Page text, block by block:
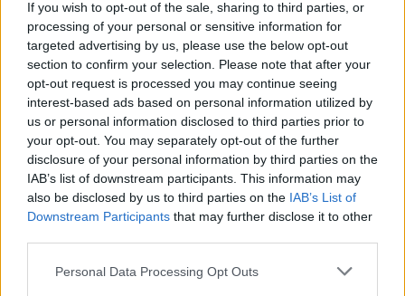
If you wish to opt-out of the sale, sharing to third parties, or
processing of your personal or sensitive information for
targeted advertising by us, please use the below opt-out
section to confirm your selection. Please note that after your
opt-out request is processed you may continue seeing
interest-based ads based on personal information utilized by
us or personal information disclosed to third parties prior to
your opt-out. You may separately opt-out of the further
disclosure of your personal information by third parties on the
IAB’s list of downstream participants. This information may
also be disclosed by us to third parties on the IAB’s List of
Downstream Participants that may further disclose it to other
Personal Data Processing Opt Outs
tradição, atividade económica, comércio, gastronomia,
animação cultural e divulgação empresarial,
constituindo um dos principais momentos de promoção
do município e da Beira Interior.
Para António Carlos, o crescimento alcançado ao longo
dos últimos anos representa o cumprimento dos
objetivos que traçou quando iniciou o seu percurso no
setor imobiliário. O empresário considera que o
reconhecimento conquistado resulta da proximidade
com a comunidade e da capacidade de apoiar não apenas
locais e projetos de desenvolvimento regional. Segundo
CONTINUAR A LER
ATUALIDADE
Rio de Janeiro: Governo do Estado
propõe parceria com a FUNCEX para
“reforçar inteligência sobre
comércio exterior”
Ígor Lopes